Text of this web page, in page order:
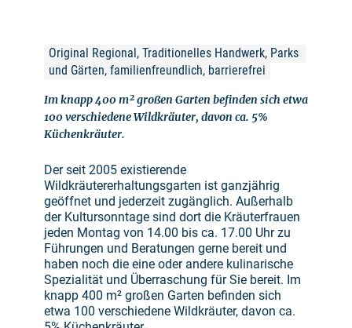
Original Regional, Traditionelles Handwerk, Parks
und Gärten, familienfreundlich, barrierefrei
Im knapp 400 m² großen Garten befinden sich etwa
100 verschiedene Wildkräuter, davon ca. 5%
Küchenkräuter.
Der seit 2005 existierende
Wildkräutererhaltungsgarten ist ganzjährig
geöffnet und jederzeit zugänglich. Außerhalb
der Kultursonntage sind dort die Kräuterfrauen
jeden Montag von 14.00 bis ca. 17.00 Uhr zu
Führungen und Beratungen gerne bereit und
haben noch die eine oder andere kulinarische
Spezialität und Überraschung für Sie bereit. Im
knapp 400 m² großen Garten befinden sich
etwa 100 verschiedene Wildkräuter, davon ca.